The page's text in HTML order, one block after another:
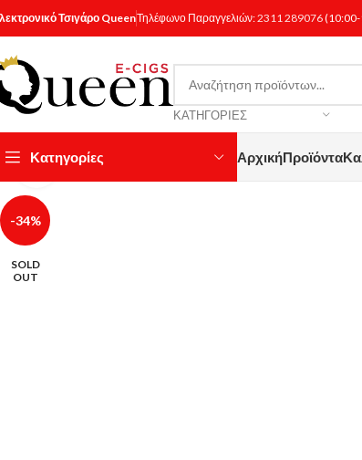
Τσιγάρο QueenΤηλέφωνο Παραγγελιών:2311 289076
ΚΑΤΗΓΟΡΊΕΣ
Κατηγορίες ΑρχικήΠροϊόντα
-34%
SOLD
OUT
Κάντε κλικ για μεγέθυνση